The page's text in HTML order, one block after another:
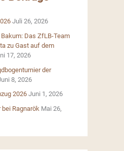
Juli 26, 2026
Das ZfLB-Team
zu Gast auf dem
17, 2026
der
8, 2026
2026 Juni 1, 2026
Ragnarök Mai 26,